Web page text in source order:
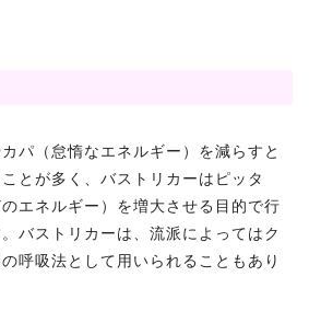
パ（怠惰なエネルギー）を減らすと
とが多く、バストリカーはピッタ
のエネルギー）を増大させる目的で行
バストリカーは、流派によってはク
呼吸法として用いられることもあり